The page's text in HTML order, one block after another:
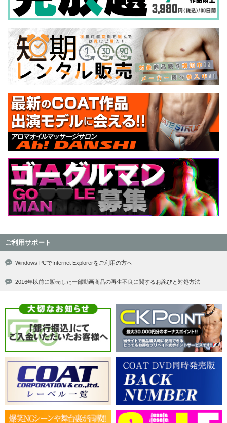
ご利用サポート
Windows PCでInternet Explorerをご利用の方へ
2016年以前に販売した一部動画商品の再生不良に関するお詫びと対処方法